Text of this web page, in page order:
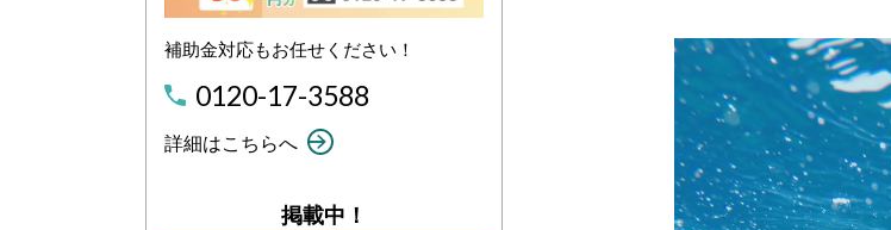
補助金対応もお任せください！
0120-17-3588
詳細はこちらへ
掲載中！